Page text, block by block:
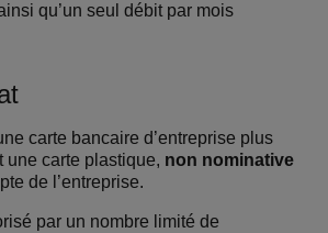
qu’un seul débit par mois
carte bancaire d’entreprise plus
une carte plastique, non nominative
de l’entreprise.
par un nombre limité de